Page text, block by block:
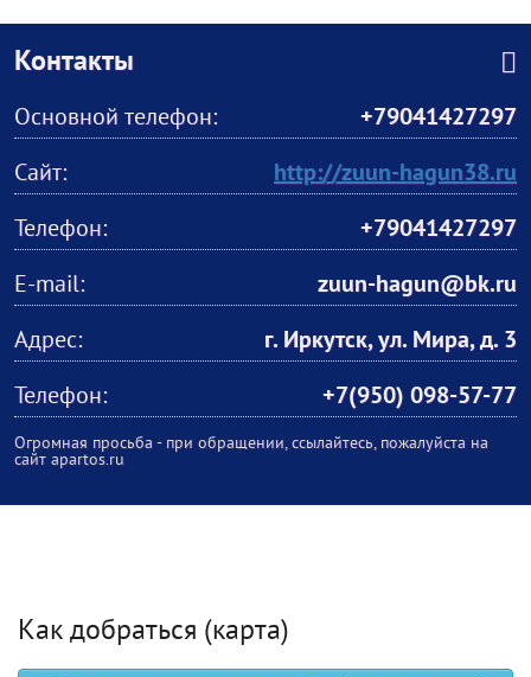
Контакты
Основной телефон:
+79041427297
Сайт:
http://zuun-hagun38.ru
Телефон:
+79041427297
E-mail:
zuun-hagun@bk.ru
Адрес:
г. Иркутск, ул. Мира, д. 3
Телефон:
+7(950) 098-57-77
Огромная просьба - при обращении, ссылайтесь, пожалуйста на
сайт apartos.ru
Как добраться (карта)